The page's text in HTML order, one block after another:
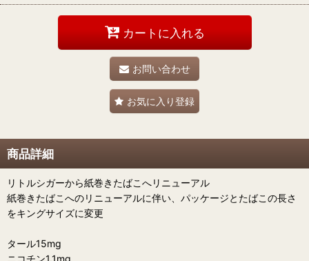
カートに入れる
お問い合わせ
お気に入り登録
商品詳細
リトルシガーから紙巻きたばこへリニューアル
紙巻きたばこへのリニューアルに伴い、パッケージとたばこの長さ
をキングサイズに変更
タール15mg
ニコチン1.1mg